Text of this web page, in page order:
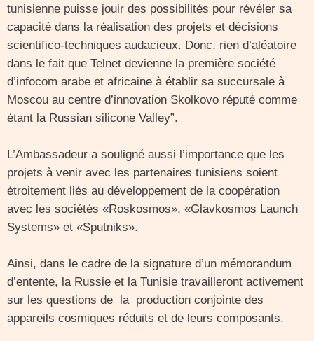
tunisienne puisse jouir des possibilités pour révéler sa
capacité dans la réalisation des projets et décisions
scientifico-techniques audacieux. Donc, rien d’aléatoire
dans le fait que Telnet devienne la première société
d’infocom arabe et africaine à établir sa succursale à
Moscou au centre d’innovation Skolkovo réputé comme
étant la Russian silicone Valley”.
L’Ambassadeur a souligné aussi l’importance que les
projets à venir avec les partenaires tunisiens soient
étroitement liés au développement de la coopération
avec les sociétés «Roskosmos», «Glavkosmos Launch
Systems» et «Sputniks».
Ainsi, dans le cadre de la signature d’un mémorandum
d’entente, la Russie et la Tunisie travailleront activement
sur les questions de la production conjointe des
appareils cosmiques réduits et de leurs composants.